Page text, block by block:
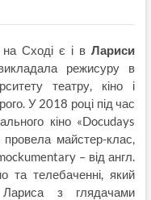
на Сході є і вЛариси
режисуру в
театру, кіно і
У 2018 році під час
кіно «Docudays
майстер-клас,
– від англ.
та телебаченні, який
Лариса з глядачами